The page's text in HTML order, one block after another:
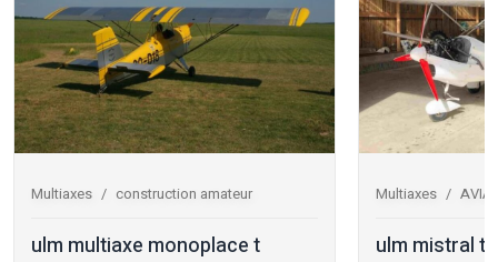
Multiaxes construction amateur
ulm multiaxe monoplace t
Multiaxes
ulm mistral